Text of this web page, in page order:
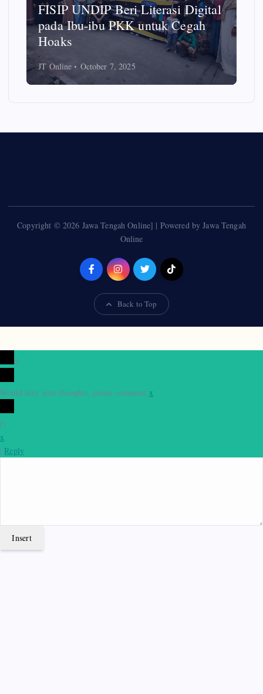
FISIP UNDIP Beri Literasi Digital
pada Ibu-ibu PKK untuk Cegah
Hoaks
JT Online October 7, 2025
Copyright © 2026 Jawa Tengah Online] | Powered by Jawa Tengah
Online
Back to Top
0
Would love your thoughts, please comment.x
()
x
| Reply
Insert